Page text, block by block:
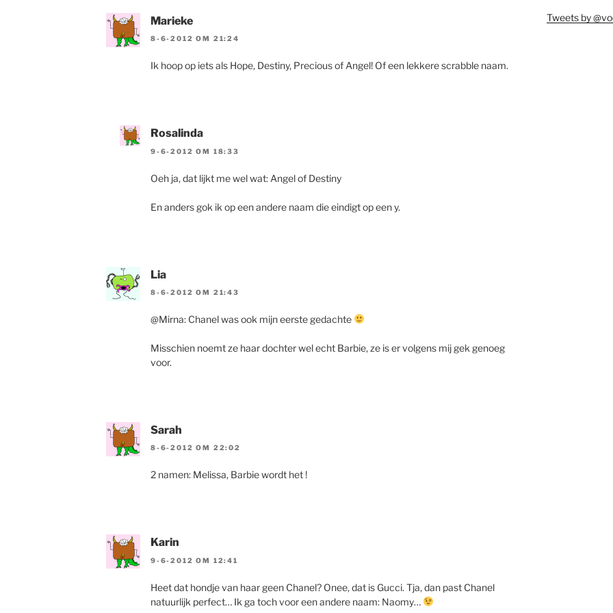
Marieke
8-6-2012 OM 21:24
Ik hoop op iets als Hope, Destiny, Precious of Angel! Of een lekkere scrabble naam.
Rosalinda
9-6-2012 OM 18:33
Oeh ja, dat lijkt me wel wat: Angel of Destiny
En anders gok ik op een andere naam die eindigt op een y.
Lia
8-6-2012 OM 21:43
@Mirna: Chanel was ook mijn eerste gedachte
Misschien noemt ze haar dochter wel echt Barbie, ze is er volgens mij gek genoeg
voor.
Sarah
8-6-2012 OM 22:02
2 namen: Melissa, Barbie wordt het !
Karin
9-6-2012 OM 12:41
Heet dat hondje van haar geen Chanel? Onee, dat is Gucci. Tja, dan past Chanel
natuurlijk perfect… Ik ga toch voor een andere naam: Naomy…
Tweets by